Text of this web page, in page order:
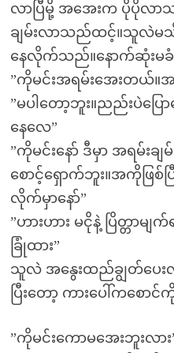
လာပြီမို့ အအေးက ပိုပိုလ
ချမ်းလာသည်ထင့်။သူလဲမ
နေလိုက်သည်။နောက်ဆုံး
”ကိုမင်းအရမ်းအေးတယ်။
”မပါတော့ဘူး။ညည်းပဲပ
နေလေ”
”ကိုမင်းနော် ဒီမှာ အရမ်းခ
စောင့်ရှောက်ဘူး။အကိုဖြစ်
လိုက်မှာနော်”
”ဟားဟား မငိုနဲ့ ပြိတ္တာမျ
ခြုံထား”
သူလဲ အနွေးထည်ချွတ်ပေ
ပြီးတော့ ကားပေါ်ကစေ
”ကိုမင်းကောမအေးဘူးလား